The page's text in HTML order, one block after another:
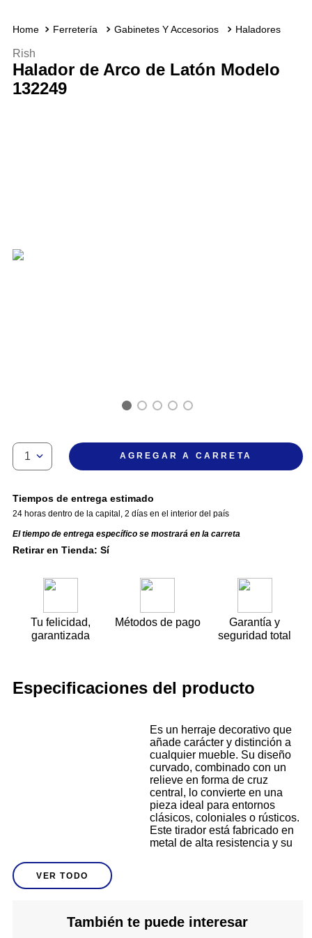
Ferretería Gabinetes Y Accesorios Haladores
Rish
Halador de Arco de Latón Modelo
132249
1 AGREGAR A CARRETA
Tiempos de entrega estimado
24 horas dentro de la capital 2 días en el interior del país
El tiempo de entrega específico se mostrará en la carreta
Retirar en Tienda: Sí
Tu felicidad,
garantizada
Métodos de pago
Garantía y
seguridad total
Especificaciones del producto
Descripción
Es un herraje decorativo que
añade carácter y distinción a
cualquier mueble. Su diseño
curvado, combinado con un
relieve en forma de cruz
central, lo convierte en una
pieza ideal para entornos
clásicos, coloniales o rústicos.
Este tirador está fabricado en
metal de alta resistencia y su
armarios o muebles de sala,
este halador también cuenta
VER TODO
También te puede interesar